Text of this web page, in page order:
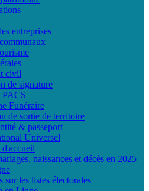
entreprises
civil
de signature
Funéraire
de sortie de territoire
& passeport
Universel
naissances et décès en 2025
sur les listes électorales